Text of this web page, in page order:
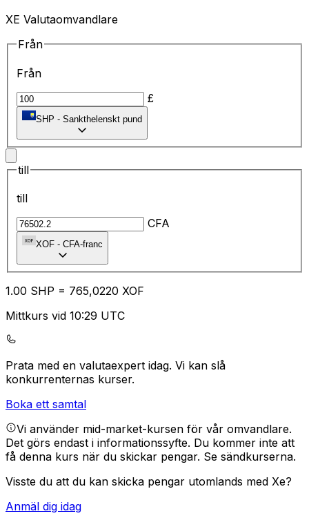
XE Valutaomvandlare
Från
Från
£
SHP - Sankthelenskt pund
till
till
CFA
XOF - CFA-franc
1.00 SHP = 765,0220 XOF
Mittkurs vid 10:29 UTC
Prata med en valutaexpert idag. Vi kan slå
konkurrenternas kurser.
Boka ett samtal
Vi använder mid-market-kursen för vår omvandlare.
Det görs endast i informationssyfte. Du kommer inte att
få denna kurs när du skickar pengar. Se sändkurserna.
Visste du att du kan skicka pengar utomlands med Xe?
Anmäl dig idag